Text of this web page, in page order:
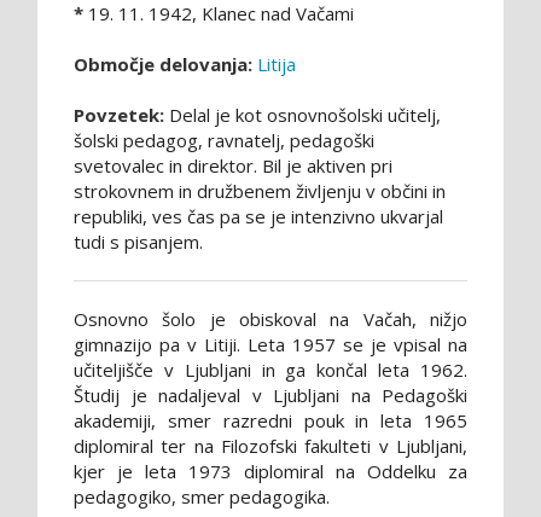
* 19. 11. 1942, Klanec nad Vačami
Območje delovanja: Litija
Povzetek: Delal je kot osnovnošolski učitelj,
šolski pedagog, ravnatelj, pedagoški
svetovalec in direktor. Bil je aktiven pri
strokovnem in družbenem življenju v občini in
republiki, ves čas pa se je intenzivno ukvarjal
tudi s pisanjem.
Osnovno šolo je obiskoval na Vačah, nižjo
gimnazijo pa v Litiji. Leta 1957 se je vpisal na
učiteljišče v Ljubljani in ga končal leta 1962.
Študij je nadaljeval v Ljubljani na Pedagoški
akademiji, smer razredni pouk in leta 1965
diplomiral ter na Filozofski fakulteti v Ljubljani,
kjer je leta 1973 diplomiral na Oddelku za
pedagogiko, smer pedagogika.